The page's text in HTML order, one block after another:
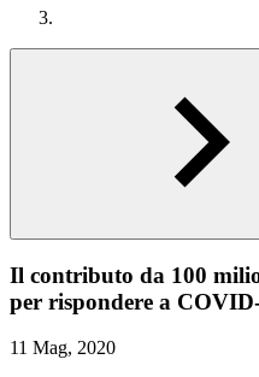
Il contributo da 100
per rispondere a
11 Mag, 2020